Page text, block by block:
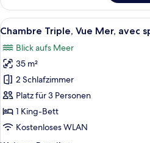
Balkon,
Meerblick
(Le
Alle
Fotos
für
Chambre
Triple,
Vue
Mer,
avec
6
Chambre Triple, Vue Mer, avec
Blick aufs Meer
35 m²
2 Schlafzimmer
Platz für 3 Personen
1 King-Bett
Kostenloses WLAN